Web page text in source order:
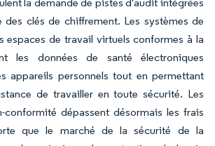
des clés de chiffrement. Les systèmes de
espaces de travail virtuels conformes à la
les données de santé électroniques
appareils personnels tout en permettant
de travailler en toute sécurité. Les
conformité dépassent désormais les frais
que le marché de la sécurité de la